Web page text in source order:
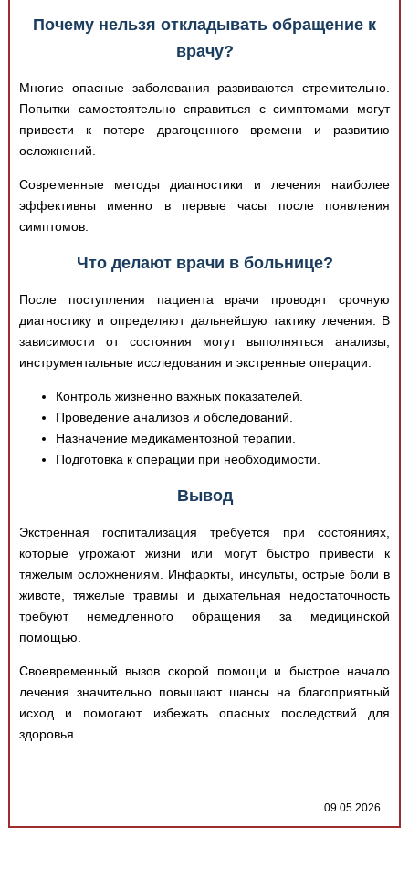
Почему нельзя откладывать обращение к
врачу?
Многие опасные заболевания развиваются стремительно.
Попытки самостоятельно справиться с симптомами могут
привести к потере драгоценного времени и развитию
осложнений.
Современные методы диагностики и лечения наиболее
эффективны именно в первые часы после появления
симптомов.
Что делают врачи в больнице?
После поступления пациента врачи проводят срочную
диагностику и определяют дальнейшую тактику лечения. В
зависимости от состояния могут выполняться анализы,
инструментальные исследования и экстренные операции.
Контроль жизненно важных показателей.
Проведение анализов и обследований.
Назначение медикаментозной терапии.
Подготовка к операции при необходимости.
Вывод
Экстренная госпитализация требуется при состояниях,
которые угрожают жизни или могут быстро привести к
тяжелым осложнениям. Инфаркты, инсульты, острые боли в
животе, тяжелые травмы и дыхательная недостаточность
требуют немедленного обращения за медицинской
помощью.
Своевременный вызов скорой помощи и быстрое начало
лечения значительно повышают шансы на благоприятный
исход и помогают избежать опасных последствий для
здоровья.
09.05.2026